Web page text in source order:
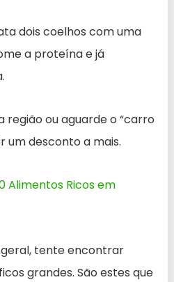
dois coelhos com uma
a proteína e já
região ou aguarde o “carro
um desconto a mais.
Alimentos Ricos em
tente encontrar
grandes. São estes que